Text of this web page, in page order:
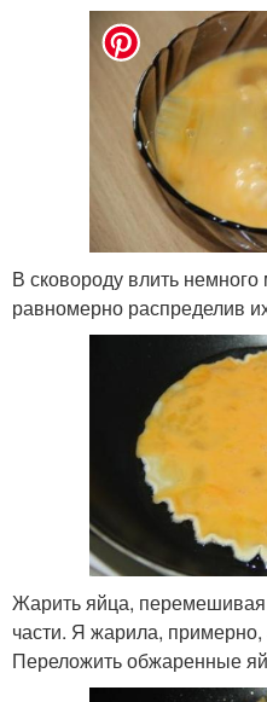
В сковороду влить
равномерно распределив
Жарить яйца,
части. Я жарила,
Переложить обжаренные